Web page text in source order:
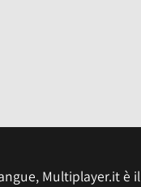
Multiplayer.it è il